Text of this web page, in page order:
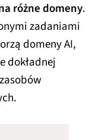
różne domeny.
zadaniami
domeny AI,
dokładnej